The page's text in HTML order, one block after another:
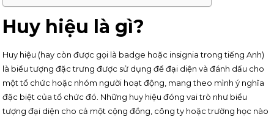
Huy hiệu là gì?
Huy hiệu (hay còn được gọi là badge hoặc insignia trong tiếng Anh)
là biểu tượng đặc trưng được sử dụng để đại diện và đánh dấu cho
một tổ chức hoặc nhóm người hoạt động, mang theo mình ý nghĩa
đặc biệt của tổ chức đó. Những huy hiệu đóng vai trò như biểu
tượng đại diện cho cả một cộng đồng, công ty hoặc trường học nào